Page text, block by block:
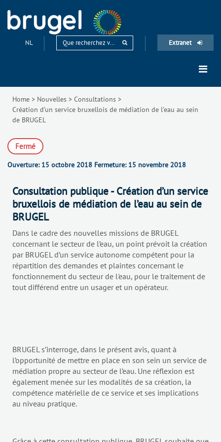
NL Extranet
Home > Nouvelles > Consultations >
Création d’un service bruxellois de médiation de l’eau au sein
de BRUGEL
Fermé
Ouverture: 15 octobre 2018 Fermeture: 15 novembre 2018
Consultation publique - Création d’un service
bruxellois de médiation de l’eau au sein de
BRUGEL
Dans le cadre des nouvelles missions de BRUGEL
concernant le secteur de l’eau, un point prévoit la création
par BRUGEL d’un service autonome compétent pour la
répartition des demandes et plaintes concernant le
fonctionnement du secteur de l'eau, pour le traitement de
tout différend entre un usager et un opérateur.
BRUGEL s’interroge, dans le présent avis, quant à
l’opportunité de mettre en place en son sein un service de
médiation propre au secteur de l’eau. Une réflexion est
également menée sur les modalités de sa création, la
compétence matérielle de ce service et ses implications
au niveau pratique.